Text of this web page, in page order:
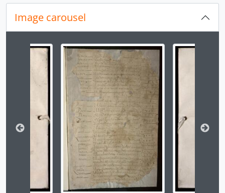
[Unidad de instalación] Protocolo notarial de Juan Gutiérrez
[Unidad de instalación] Protocolo notarial de Juan Gutiérrez
[Serie] HERNÁNDEZ, Alonso y HERNÁNDEZ, Juan
[Serie] HERNÁNDEZ, Alonso
[Serie] HERNÁNDEZ, Blas
[Serie] HERRERA, Alonso y HERRERA, Juan
[Serie] JIMÉNEZ, Diego
[Serie] LEDESMA, Gerónimo de
[Serie] LÓPEZ, García
[Serie] LÓPEZ, Gaspar y LÓPEZ DE ARRIETA, Juan
[Serie] MANUEL, Juan y MANUEL, Francisco
[Serie] MARTEL, Lorenzo
[Serie] MARTÍNEZ, Diego
[Serie] MARTÍNEZ, Gabriel
[Serie] MARTÍNEZ, Juan
[Serie] MORALES, Francisco
Image carousel
Changing the current slide of this carousel will